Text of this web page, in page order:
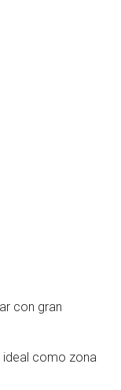
con gran
ideal como zona